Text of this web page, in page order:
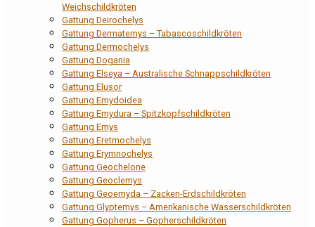
Weichschildkröten
Gattung Deirochelys
Gattung Dermatemys – Tabascoschildkröten
Gattung Dermochelys
Gattung Dogania
Gattung Elseya – Australische Schnappschildkröten
Gattung Elusor
Gattung Emydoidea
Gattung Emydura – Spitzkopfschildkröten
Gattung Emys
Gattung Eretmochelys
Gattung Erymnochelys
Gattung Geochelone
Gattung Geoclemys
Gattung Geoemyda – Zacken-Erdschildkröten
Gattung Glyptemys – Amerikanische Wasserschildkröten
Gattung Gopherus – Gopherschildkröten